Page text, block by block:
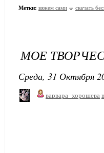
Метки: вяжем сами скачать
МОЕ
Среда, 31 Октября
варвара_хорошева